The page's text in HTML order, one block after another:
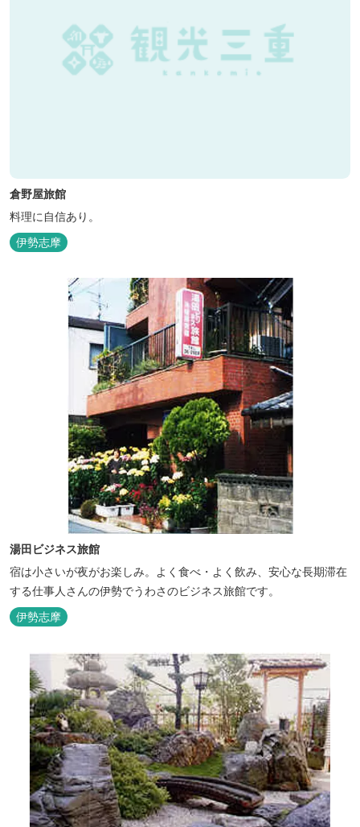
倉野屋旅館
料理に自信あり。
伊勢志摩
湯田ビジネス旅館
宿は小さいが夜がお楽しみ。よく食べ・よく飲み、安心な長期滞在
する仕事人さんの伊勢でうわさのビジネス旅館です。
伊勢志摩